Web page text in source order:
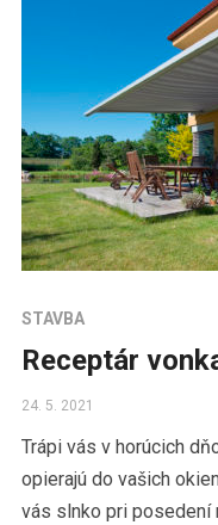
STAVBA
Receptár
24. 5. 2021
Trápi vás v horúcich
opierajú do vašich
vás slnko pri posedení